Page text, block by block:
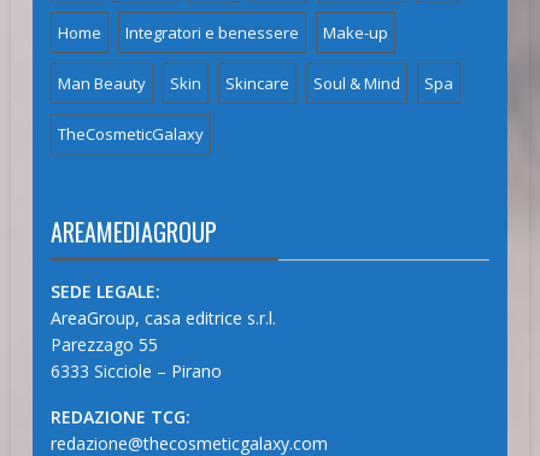
Home Integratori e benessere Make-up
Man Beauty Skin Skincare Soul & Mind Spa
TheCosmeticGalaxy
AREAMEDIAGROUP
SEDE LEGALE:
AreaGroup, casa editrice s.r.l.
Parezzago 55
6333 Sicciole – Pirano
REDAZIONE TCG:
redazione@thecosmeticgalaxy.com